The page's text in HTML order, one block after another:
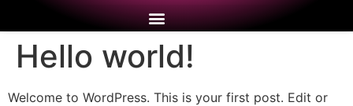
Hello world!
Welcome to WordPress. This is your first post. Edit or